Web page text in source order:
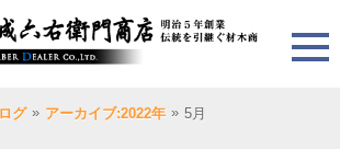
グ » アーカイブ:2022年 » 5月